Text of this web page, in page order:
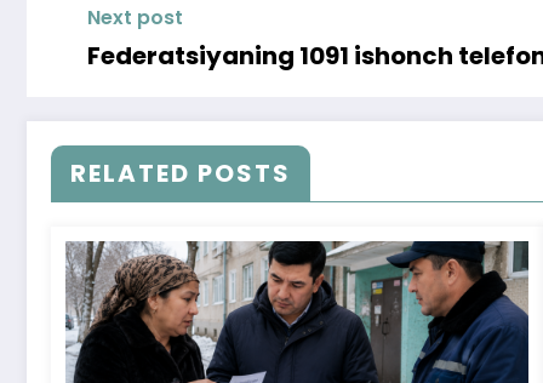
Next post
Federatsiyaning 1091 ishonch
RELATED POSTS